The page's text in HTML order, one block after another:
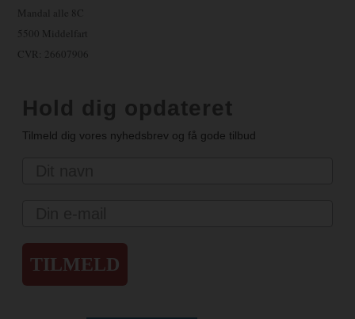
Mandal alle 8C
5500 Middelfart
CVR: 26607906
Hold dig opdateret
Tilmeld dig vores nyhedsbrev og få gode tilbud
TILMELD